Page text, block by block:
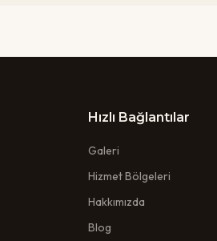
Hızlı Bağlantılar
Galeri
Hizmet Bölgeleri
Hakkımızda
Blog